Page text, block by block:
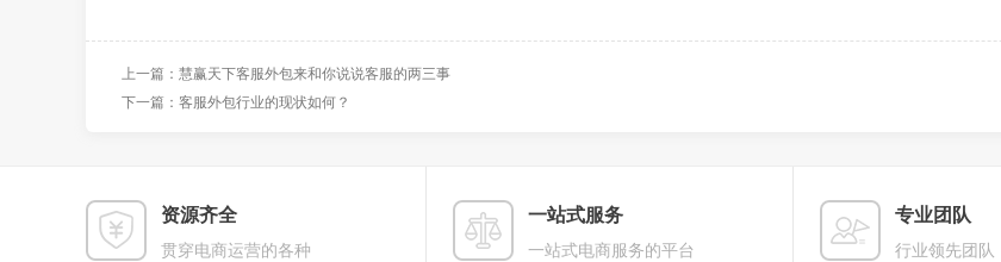
上一篇：慧赢天下客服外包来和你说说客服的两三事
下一篇：客服外包行业的现状如何？
资源齐全
贯穿电商运营的各种
一站式服务
一站式电商服务的平台
专业团队
行业领先团队